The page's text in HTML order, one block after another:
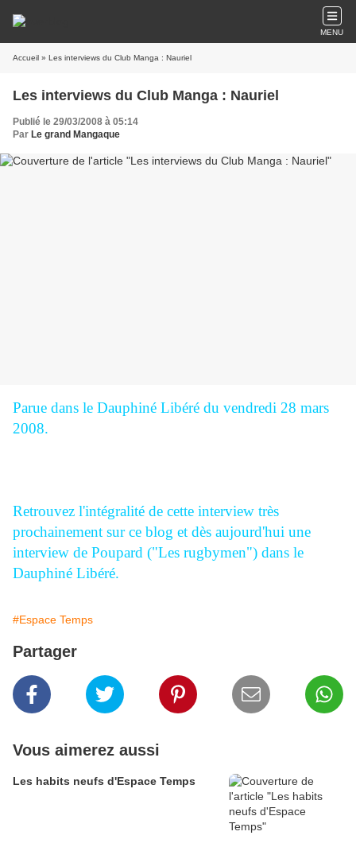
MENU
Accueil » Les interviews du Club Manga : Nauriel
Les interviews du Club Manga : Nauriel
Publié le 29/03/2008 à 05:14
Par Le grand Mangaque
Parue dans le Dauphiné Libéré du vendredi 28 mars
2008.
Retrouvez l'intégralité de cette interview très
prochainement sur ce blog et dès aujourd'hui une
interview de Poupard ("Les rugbymen") dans le
Dauphiné Libéré.
#Espace Temps
Partager
Vous aimerez aussi
Les habits neufs d'Espace Temps